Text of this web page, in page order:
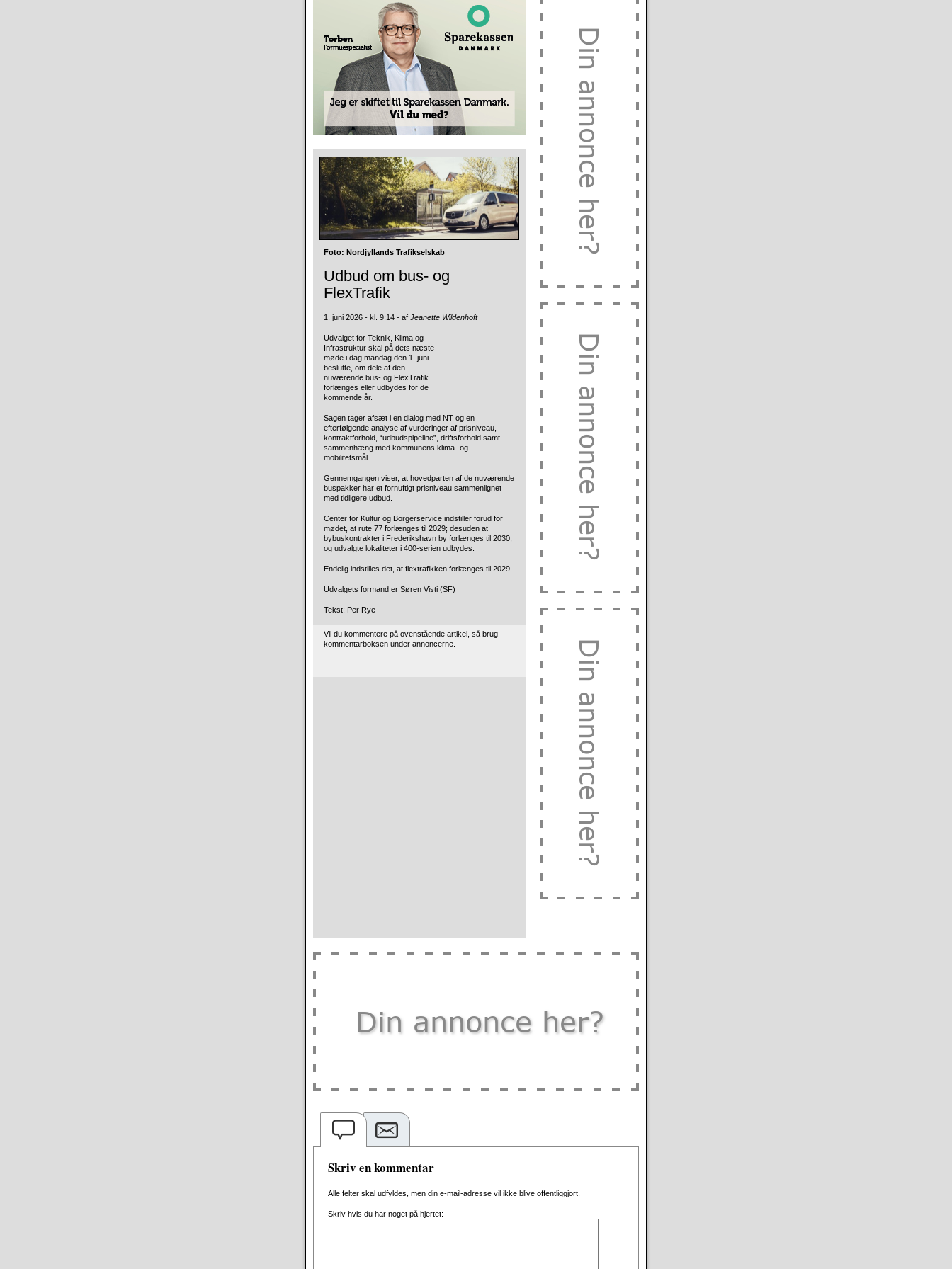
Foto: Nordjyllands Trafikselskab
Udbud om bus- og
FlexTrafik
1. juni 2026 - kl. 9:14 - af Jeanette Wildenhoft
Udvalget for Teknik, Klima og
Infrastruktur skal på dets næste
møde i dag mandag den 1. juni
beslutte, om dele af den
nuværende bus- og FlexTrafik
forlænges eller udbydes for de
kommende år.
Sagen tager afsæt i en dialog med NT og en
efterfølgende analyse af vurderinger af prisniveau,
kontraktforhold, “udbudspipeline”, driftsforhold samt
sammenhæng med kommunens klima- og
mobilitetsmål.
Gennemgangen viser, at hovedparten af de nuværende
buspakker har et fornuftigt prisniveau sammenlignet
med tidligere udbud.
Center for Kultur og Borgerservice indstiller forud for
mødet, at rute 77 forlænges til 2029; desuden at
bybuskontrakter i Frederikshavn by forlænges til 2030,
og udvalgte lokaliteter i 400-serien udbydes.
Endelig indstilles det, at flextrafikken forlænges til 2029.
Udvalgets formand er Søren Visti (SF)
Tekst: Per Rye
Vil du kommentere på ovenstående artikel, så brug
kommentarboksen under annoncerne.
Skriv en kommentar
Alle felter skal udfyldes, men din e-mail-adresse vil ikke blive offentliggjort.
Skriv hvis du har noget på hjertet: